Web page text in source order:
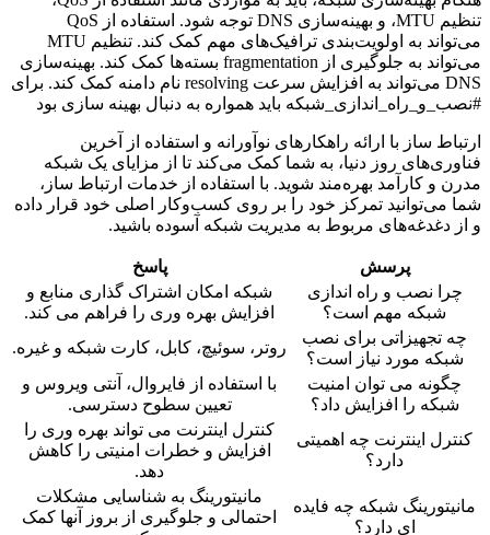
تنظیم MTU، و بهینه‌سازی DNS توجه شود. استفاده از QoS
می‌تواند به اولویت‌بندی ترافیک‌های مهم کمک کند. تنظیم MTU
می‌تواند به جلوگیری از fragmentation بسته‌ها کمک کند. بهینه‌سازی
DNS می‌تواند به افزایش سرعت resolving نام دامنه کمک کند. برای
#نصب_و_راه_اندازی_شبکه باید همواره به دنبال بهینه سازی بود
ارتباط ساز با ارائه راهکارهای نوآورانه و استفاده از آخرین
فناوری‌های روز دنیا، به شما کمک می‌کند تا از مزایای یک شبکه
مدرن و کارآمد بهره‌مند شوید. با استفاده از خدمات ارتباط ساز،
شما می‌توانید تمرکز خود را بر روی کسب‌وکار اصلی خود قرار داده
و از دغدغه‌های مربوط به مدیریت شبکه آسوده باشید.
پرسش
پاسخ
چرا نصب و راه اندازی
شبکه مهم است؟
شبکه امکان اشتراک گذاری منابع و
افزایش بهره وری را فراهم می کند.
چه تجهیزاتی برای نصب
شبکه مورد نیاز است؟
روتر، سوئیچ، کابل، کارت شبکه و غیره.
چگونه می توان امنیت
شبکه را افزایش داد؟
با استفاده از فایروال، آنتی ویروس و
تعیین سطوح دسترسی.
کنترل اینترنت چه اهمیتی
دارد؟
کنترل اینترنت می تواند بهره وری را
افزایش و خطرات امنیتی را کاهش
دهد.
مانیتورینگ شبکه چه فایده
ای دارد؟
مانیتورینگ به شناسایی مشکلات
احتمالی و جلوگیری از بروز آنها کمک